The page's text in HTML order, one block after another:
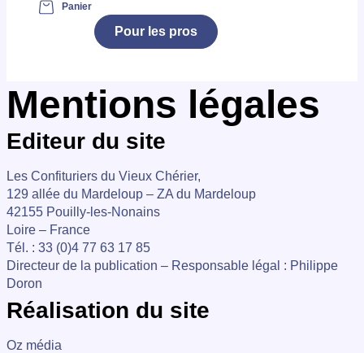
Panier
Pour les pros
Mentions légales
Editeur du site
Les Confituriers du Vieux Chérier,
129 allée du Mardeloup – ZA du Mardeloup
42155 Pouilly-les-Nonains
Loire – France
Tél. : 33 (0)4 77 63 17 85
Directeur de la publication – Responsable légal : Philippe
Doron
Réalisation du site
Oz média